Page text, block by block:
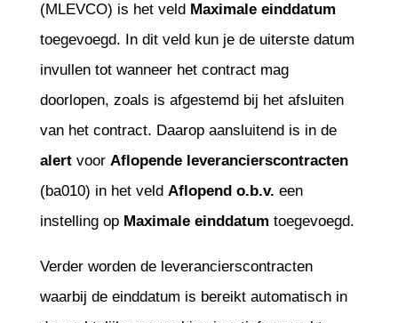
(MLEVCO) is het veld Maximale einddatum
toegevoegd. In dit veld kun je de uiterste datum
invullen tot wanneer het contract mag
doorlopen, zoals is afgestemd bij het afsluiten
van het contract. Daarop aansluitend is in de
alertvoor Aflopende leverancierscontracten
(ba010) in het veld Aflopend o.b.v. een
instelling op Maximale einddatum toegevoegd.
Verder worden de leverancierscontracten
waarbij de einddatum is bereikt automatisch in